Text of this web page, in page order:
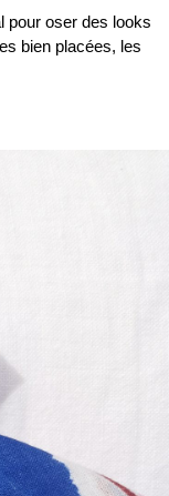
pour oser des looks
bien placées, les